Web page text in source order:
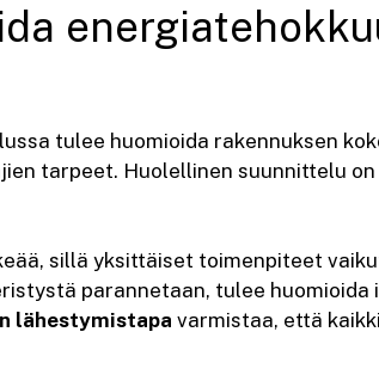
tulee huomioida rakennuksen
tarpeet. Huolellinen suunnittelu on
sillä yksittäiset toimenpiteet
parannetaan, tulee huomioida
lähestymistapa varmistaa, että